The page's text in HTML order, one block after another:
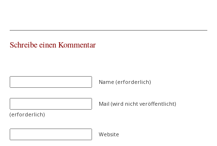
Schreibe einen Kommentar
Name (erforderlich)
Mail (wird nicht veröffentlicht)
(erforderlich)
Website